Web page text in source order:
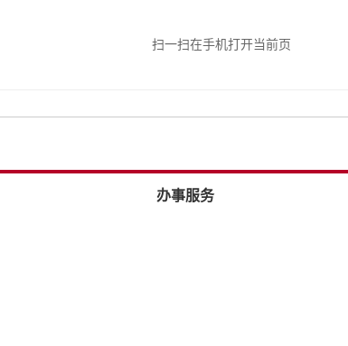
扫一扫在手机打开当前页
办事服务